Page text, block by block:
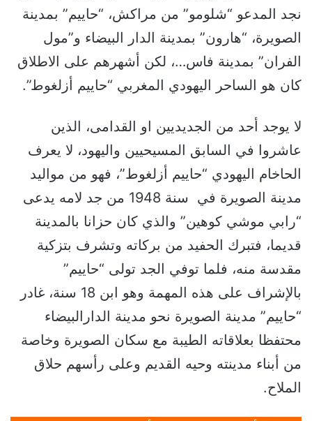
نجد المدعو “شلومو” من مراكش، “حاييم” بمدينة
الصويرة، “هارون” بمدينة الدار البيضاء و”مول
الفران” بمدينة فاس…، لكن أشهرهم على الاطلاق
كان هو الساحر اليهودي المغربي “حاييم أزلغوط”.
لا يوجد أحد من الجديديين او القدامى، الذين
عاشروا في السابق المسيحيين واليهود، لا يعرف
الحاخام اليهودي “حاييم أزلغوط”، فهو من مواليد
مدينة الصويرة في سنة 1948 من جد لامه يدعى
“رابي موشي كوهين” والذي كان حزانا بالمدينة
قديما، فتبرك الحفيد من بركاته وتشرف بتزكية
مقدسة منه، فلما توفي الجد تولى “حاييم”
بالإشراف على هذه المهمة وهو ابن 18 سنة، غادر
“حاييم” مدينة الصويرة نحو مدينة الدارالبيضاء
محتفظا بعلاقاته الطيبة مع سكان الصويرة وخاصة
من أبناء مدينته وحيه القديم وعلى رأسهم حلاق
الملاح.